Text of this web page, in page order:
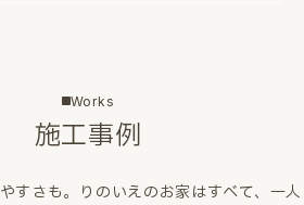
Works
施工事例
すさも。
りのいえのお家はすべて、一人